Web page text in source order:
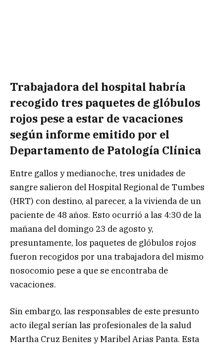
Trabajadora del hospital habría
recogido tres paquetes de glóbulos
rojos pese a estar de vacaciones
según informe emitido por el
Departamento de Patología Clínica
Entre gallos y medianoche, tres unidades de
sangre salieron del Hospital Regional de Tumbes
(HRT) con destino, al parecer, a la vivienda de un
paciente de 48 años. Esto ocurrió a las 4:30 de la
mañana del domingo 23 de agosto y,
presuntamente, los paquetes de glóbulos rojos
fueron recogidos por una trabajadora del mismo
nosocomio pese a que se encontraba de
vacaciones.
Sin embargo, las responsables de este presunto
acto ilegal serían las profesionales de la salud
Martha Cruz Benites y Maribel Arias Panta. Esta